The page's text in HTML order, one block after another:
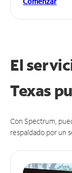
El
Texas
Con Spectrum,
respaldado por un